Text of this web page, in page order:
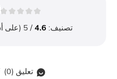
تصنيف: 4.6/ 5 (على أساس
تعليق (0
)